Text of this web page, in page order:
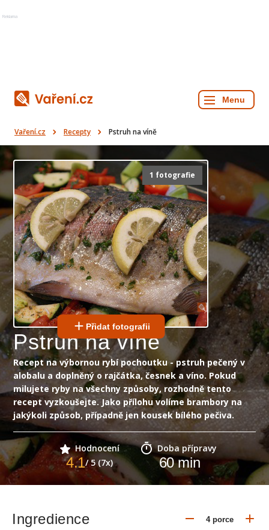
Reklama
Vaření.cz Recepty Pstruh na víně
1 fotografie
Přidat fotografii
Pstruh na víně
Recept na výbornou rybí pochoutku - pstruh pečený v
alobalu a doplněný o rajčátka, česnek a víno. Pokud
milujete ryby na všechny způsoby, rozhodně tento
recept vyzkoušejte. Jako přílohu volíme brambory na
jakýkoli způsob, případně jen kousek bílého pečiva.
Hodnocení
4.1/ 5 (7x)
Doba přípravy
60min
Ingredience